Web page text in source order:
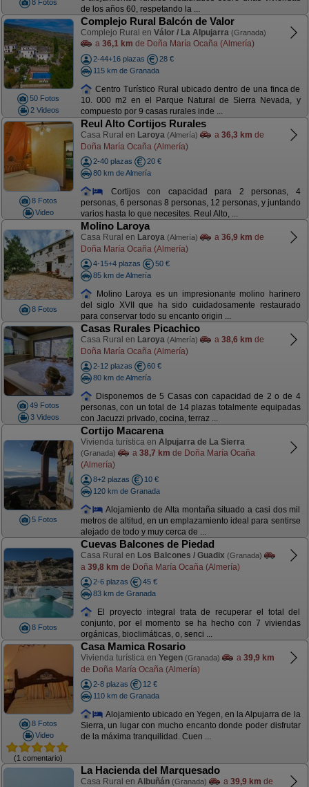
8 Fotos
de los años 60, respetando la ...
50 Fotos
2 Videos
Complejo Rural Balcón de Valor
Complejo Rural en Válor / La Alpujarra (Granada)
a 36,1 km de Doña María Ocaña (Almería)
2-44+16 plazas
28 €
115 km de Granada
Centro Turístico Rural ubicado dentro de una finca de
10. 000 m2 en el Parque Natural de Sierra Nevada, y
compuesto por 9 casas rurales inde ...
8 Fotos
Video
Reul Alto Cortijos Rurales
Casa Rural en Laroya (Almería) a 36,3 km de
Doña María Ocaña (Almería)
2-40 plazas
20 €
80 km de Almería
Cortijos con capacidad para 2 personas, 4
personas, 6 personas 8 personas, 12 personas, y juntando
varios hasta lo que necesites. Reul Alto, ...
8 Fotos
Molino Laroya
Casa Rural en Laroya (Almería) a 36,9 km de
Doña María Ocaña (Almería)
4-15+4 plazas
50 €
85 km de Almería
Molino Laroya es un impresionante molino harinero
del siglo XVII que ha sido cuidadosamente restaurado
para conservar todo su encanto origin ...
49 Fotos
3 Videos
Casas Rurales Picachico
Casa Rural en Laroya (Almería) a 38,6 km de
Doña María Ocaña (Almería)
2-12 plazas
60 €
80 km de Almería
Disponemos de 5 Casas con capacidad de 2 o de 4
personas, con un total de 14 plazas totalmente equipadas
con Jacuzzi privado, cocina, terraz ...
5 Fotos
Cortijo Macarena
Vivienda turística en Alpujarra de La Sierra
(Granada) a 38,7 km de Doña María Ocaña
(Almería)
8+2 plazas
10 €
120 km de Granada
Alojamiento de Alta montaña situado a casi dos mil
metros de altitud, en un emplazamiento ideal para sentirse
alejado de todo y muy cerca de ...
8 Fotos
Cuevas Balcones de Piedad
Casa Rural en Los Balcones / Guadix (Granada)
a 39,8 km de Doña María Ocaña (Almería)
2-6 plazas
45 €
83 km de Granada
El proyecto integral trata de recuperar el total del
conjunto, por el momento se ha hecho con 7 viviendas
orgánicas, bioclimáticas, o, senci ...
8 Fotos
Video
(1 comentario)
Casa Mamica Rosario
Vivienda turística en Yegen (Granada) a 39,9 km
de Doña María Ocaña (Almería)
2-8 plazas
12 €
110 km de Granada
Alojamiento ubicado en Yegen, en la Alpujarra de la
Sierra, un lugar con mucho encanto donde poder disfrutar
de la máxima tranquilidad. Cuen ...
La Hacienda del Marquesado
Casa Rural en Albuñán (Granada) a 39,9 km de